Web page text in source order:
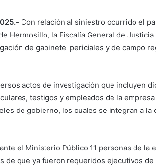
Con relación al siniestro ocurrido el
Hermosillo, la Fiscalía General de
de gabinete, periciales y de campo
actos de investigación que incluyen
testigos y empleados de la
de gobierno, los cuales se integran a la
el Ministerio Público 11 personas de la
de que ya fueron requeridos ejecutivos